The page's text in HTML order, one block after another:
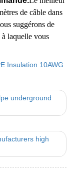
de câble dans
suggérons de
laquelle vous
Insulation 10AWG
underground
high